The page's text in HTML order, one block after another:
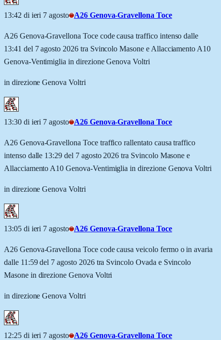
13:42 di ieri 7 agosto A26 Genova-Gravellona Toce
A26 Genova-Gravellona Toce code causa traffico intenso dalle
13:41 del 7 agosto 2026 tra Svincolo Masone e Allacciamento A10
Genova-Ventimiglia in direzione Genova Voltri
in direzione Genova Voltri
13:30 di ieri 7 agosto A26 Genova-Gravellona Toce
A26 Genova-Gravellona Toce traffico rallentato causa traffico
intenso dalle 13:29 del 7 agosto 2026 tra Svincolo Masone e
Allacciamento A10 Genova-Ventimiglia in direzione Genova Voltri
in direzione Genova Voltri
13:05 di ieri 7 agosto A26 Genova-Gravellona Toce
A26 Genova-Gravellona Toce code causa veicolo fermo o in avaria
dalle 11:59 del 7 agosto 2026 tra Svincolo Ovada e Svincolo
Masone in direzione Genova Voltri
in direzione Genova Voltri
12:25 di ieri 7 agosto A26 Genova-Gravellona Toce